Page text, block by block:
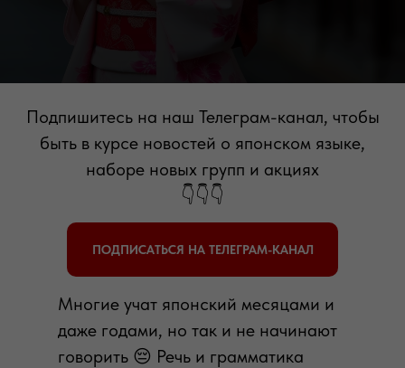
Подпишитесь на наш Телеграм-канал, чтобы
быть в курсе новостей о японском языке,
наборе новых групп и акциях
👇👇👇
ПОДПИСАТЬСЯ НА ТЕЛЕГРАМ-КАНАЛ
Многие учат японский месяцами и
даже годами, но так и не начинают
говорить 😔 Речь и грамматика